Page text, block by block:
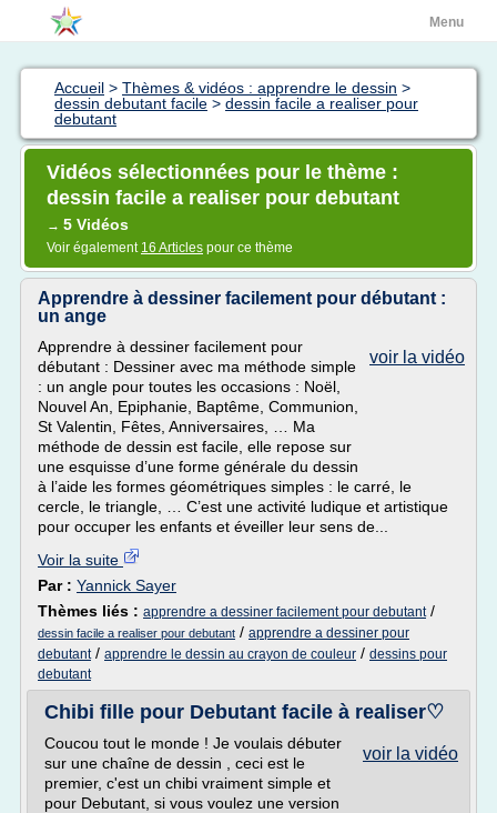
Menu
Accueil > Thèmes & vidéos : apprendre le dessin >
dessin debutant facile > dessin facile a realiser pour
debutant
Vidéos sélectionnées pour le thème :
dessin facile a realiser pour debutant
→ 5 Vidéos
Voir également 16 Articles pour ce thème
Apprendre à dessiner facilement pour débutant :
un ange
voir la vidéo
Apprendre à dessiner facilement pour
débutant : Dessiner avec ma méthode simple
: un angle pour toutes les occasions : Noël,
Nouvel An, Epiphanie, Baptême, Communion,
St Valentin, Fêtes, Anniversaires, … Ma
méthode de dessin est facile, elle repose sur
une esquisse d’une forme générale du dessin
à l’aide les formes géométriques simples : le carré, le
cercle, le triangle, … C’est une activité ludique et artistique
pour occuper les enfants et éveiller leur sens de...
Voir la suite
Par : Yannick Sayer
Thèmes liés : apprendre a dessiner facilement pour debutant/
dessin facile a realiser pour debutant / apprendre a dessiner pour
debutant/ apprendre le dessin au crayon de couleur / dessins pour
debutant
Chibi fille pour Debutant facile à realiser♡
voir la vidéo
Coucou tout le monde ! Je voulais débuter
sur une chaîne de dessin , ceci est le
premier, c'est un chibi vraiment simple et
pour Debutant, si vous voulez une version